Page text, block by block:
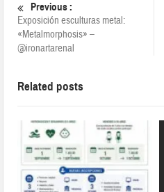
Previous :
Exposición esculturas metal:
«Metalmorphosis» –
@ironartarenal
Related posts